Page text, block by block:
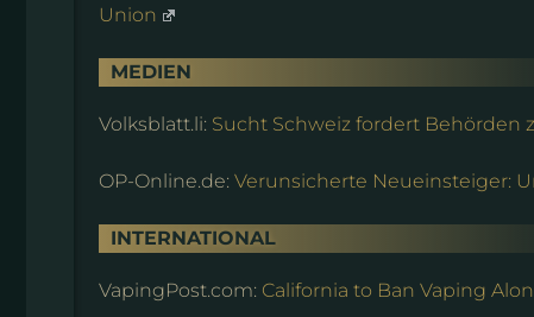
Union
MEDIEN
Volksblatt.li: Sucht Schweiz fordert Behörden
OP-Online.de: Verunsicherte Neueinsteiger:
INTERNATIONAL
VapingPost.com: California to Ban Vaping